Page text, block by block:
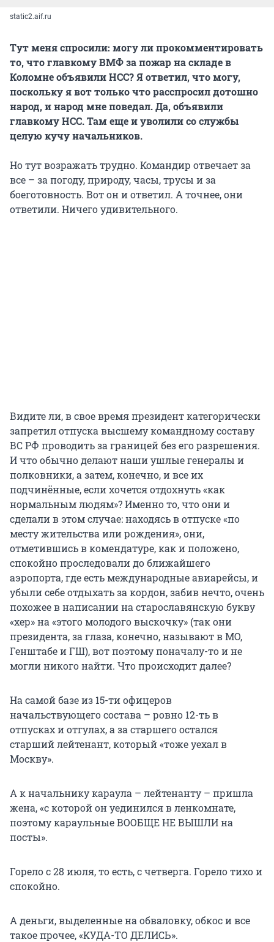
static2.aif.ru
Тут меня спросили: могу ли прокомментировать
то, что главкому ВМФ за пожар на складе в
Коломне объявили НСС? Я ответил, что могу,
поскольку я вот только что расспросил дотошно
народ, и народ мне поведал. Да, объявили
главкому НСС. Там еще и уволили со службы
целую кучу начальников.
Но тут возражать трудно. Командир отвечает за
все – за погоду, природу, часы, трусы и за
боеготовность. Вот он и ответил. А точнее, они
ответили. Ничего удивительного.
Видите ли, в свое время президент категорически
запретил отпуска высшему командному составу
ВС РФ проводить за границей без его разрешения.
И что обычно делают наши ушлые генералы и
полковники, а затем, конечно, и все их
подчинённые, если хочется отдохнуть «как
нормальным людям»? Именно то, что они и
сделали в этом случае: находясь в отпуске «по
месту жительства или рождения», они,
отметившись в комендатуре, как и положено,
спокойно проследовали до ближайшего
аэропорта, где есть международные авиарейсы, и
убыли себе отдыхать за кордон, забив нечто, очень
похожее в написании на старославянскую букву
«хер» на «этого молодого выскочку» (так они
президента, за глаза, конечно, называют в МО,
Генштабе и ГШ), вот поэтому поначалу-то и не
могли никого найти. Что происходит далее?
На самой базе из 15-ти офицеров
начальствующего состава – ровно 12-ть в
отпусках и отгулах, а за старшего остался
старший лейтенант, который «тоже уехал в
Москву».
А к начальнику караула – лейтенанту – пришла
жена, «с которой он уединился в ленкомнате,
поэтому караульные ВООБЩЕ НЕ ВЫШЛИ на
посты».
Горело с 28 июля, то есть, с четверга. Горело тихо и
спокойно.
А деньги, выделенные на обваловку, обкос и все
такое прочее, «КУДА-ТО ДЕЛИСЬ».